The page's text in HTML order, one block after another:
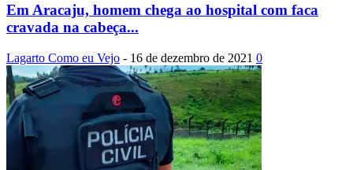
Em Aracaju, homem chega ao hospital com faca
cravada na cabeça...
Lagarto Como eu Vejo - 16 de dezembro de 2021 0